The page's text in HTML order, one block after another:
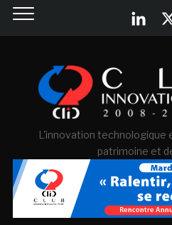
L'innovation technologique
patrimoine et